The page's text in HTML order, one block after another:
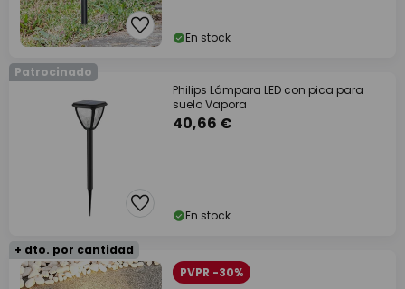
En stock
Patrocinado
Philips Lámpara LED con pica para
suelo Vapora
40,66 €
En stock
+ dto. por cantidad
PVPR -30%